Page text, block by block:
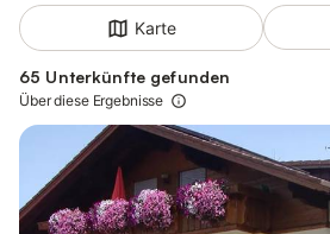
Karte
65 Unterkünfte gefunden
Über diese Ergebnisse